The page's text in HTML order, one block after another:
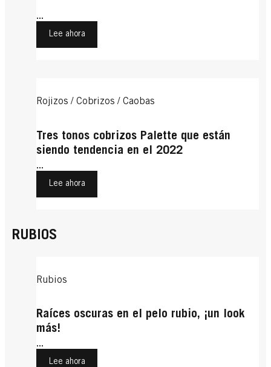
...
Lee ahora
Rojizos / Cobrizos / Caobas
Tres tonos cobrizos Palette que están
siendo tendencia en el 2022
...
Lee ahora
RUBIOS
Rubios
Raíces oscuras en el pelo rubio, ¡un look
más!
...
Lee ahora